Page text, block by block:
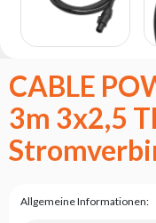
Serviceanfrage
Rücksendung
Produkts
nach dem
Test
Leasing
Fragen
CABLE
3m 3x2,5
Allgemeine Informationen: